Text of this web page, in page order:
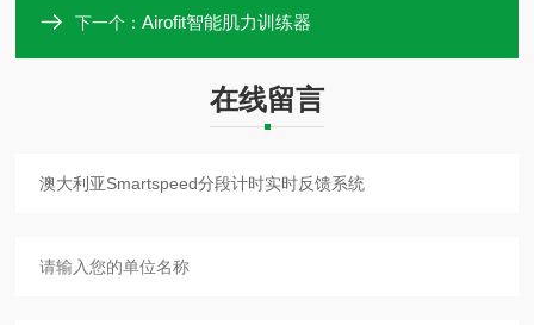
下一个：Airofit智能肌力训练器
在线留言